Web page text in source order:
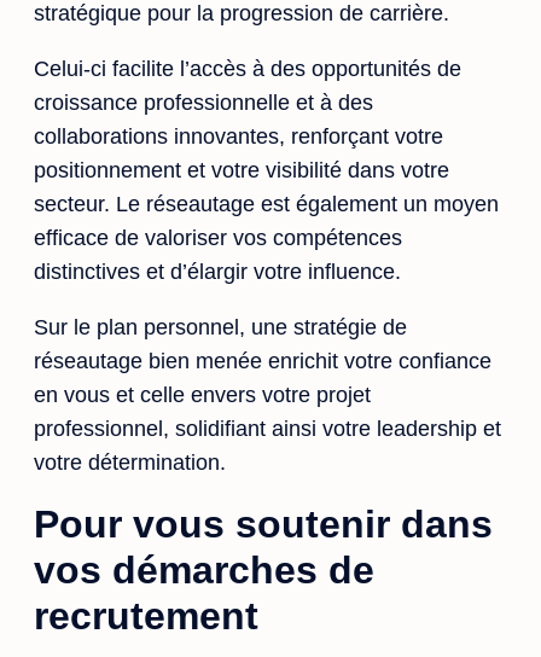
stratégique pour la progression de carrière.
Celui-ci facilite l’accès à des opportunités de
croissance professionnelle et à des
collaborations innovantes, renforçant votre
positionnement et votre visibilité dans votre
secteur. Le réseautage est également un moyen
efficace de valoriser vos compétences
distinctives et d’élargir votre influence.
Sur le plan personnel, une stratégie de
réseautage bien menée enrichit votre confiance
en vous et celle envers votre projet
professionnel, solidifiant ainsi votre leadership et
votre détermination.
Pour vous soutenir dans
vos démarches de
recrutement